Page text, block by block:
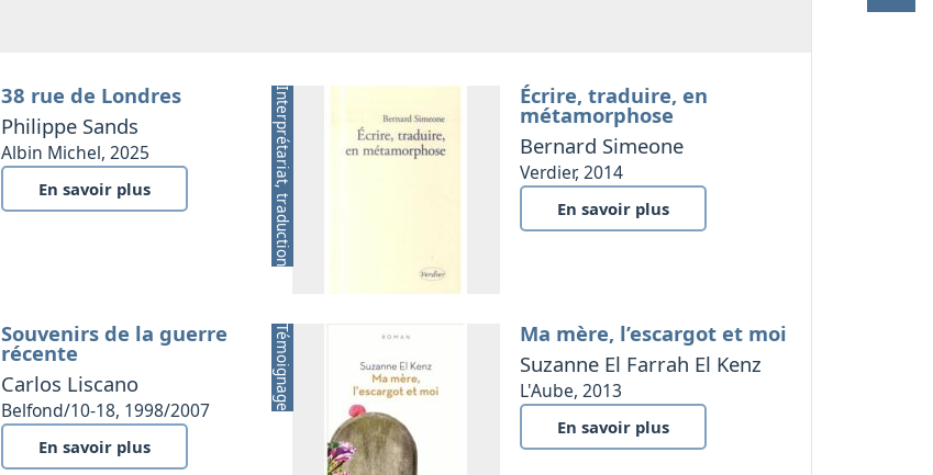
38 rue de Londres
Philippe Sands
Albin Michel, 2025
En savoir plus Interprétariat, traduction Écrire, traduire, en
métamorphose
Bernard Simeone
Verdier, 2014
En savoir plus
Souvenirs de la guerre
récente
Carlos Liscano
Belfond/10-18, 1998/2007
En savoir plus
Témoignage
Ma mère, l’escargot et moi
Suzanne El Farrah El Kenz
L'Aube, 2013
En savoir plus